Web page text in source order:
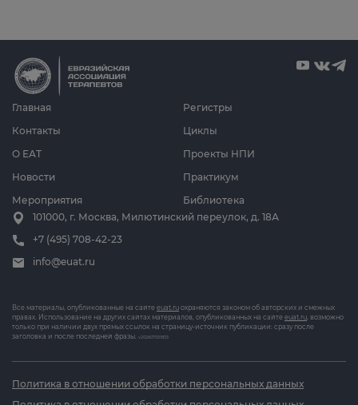
Главная
О ЕАТ
Новости
Мероприятия
Циклы
Проекты НПИ
Практикум
Библиотека
Регистры
Контакты
101000, г. Москва, Милютинский переулок, д. 18А
+7 (495) 708-42-23
info@euat.ru
Все материалы, опубликованные на сайте euat.ru охраняются законом об авторских и смежных
правах. Использование на других сайтах материалов, опубликованных на сайте euat.ru, возможно
только при наличии двух прямых ссылок на страницу-источник публикации: сразу после
заголовка и после последней фразы. v202607031833
Политика в отношении обработки персональных данных